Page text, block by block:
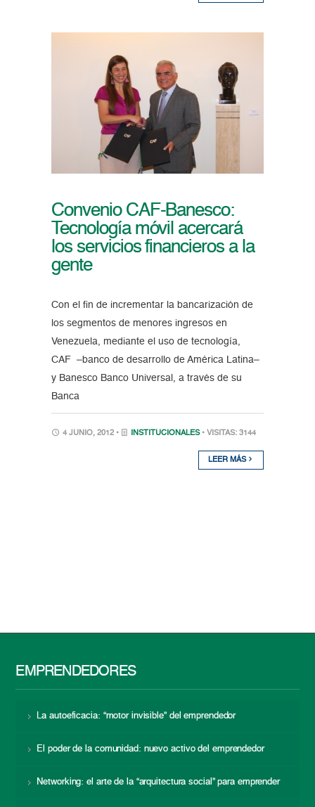
Convenio CAF-Banesco:
Tecnología móvil acercará
los servicios financieros a la
gente
Con el fin de incrementar la bancarización de
los segmentos de menores ingresos en
Venezuela, mediante el uso de tecnología,
CAF –banco de desarrollo de América Latina–
y Banesco Banco Universal, a través de su
Banca
4 JUNIO, 2012 • INSTITUCIONALES • VISITAS: 3144
LEER MÁS
EMPRENDEDORES
La autoeficacia: “motor invisible” del emprendedor
El poder de la comunidad: nuevo activo del emprendedor
Networking: el arte de la “arquitectura social” para emprender